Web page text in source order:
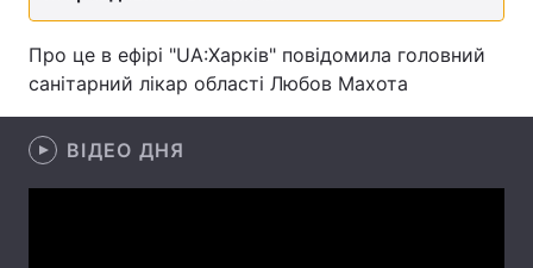
Зброя Інциденти
Здоров'я Туризм
Про це в ефірі "UA:Харків" повідомила головний
санітарний лікар області Любов Махота
ВІДЕО ДНЯ